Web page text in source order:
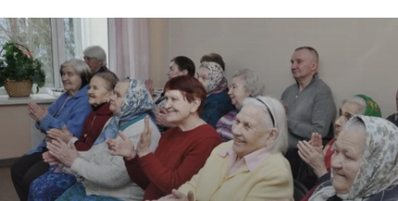
Недвижимость и ЖКХ
Образование
Общество
Погода
Праздники
Происшествия
Спорт